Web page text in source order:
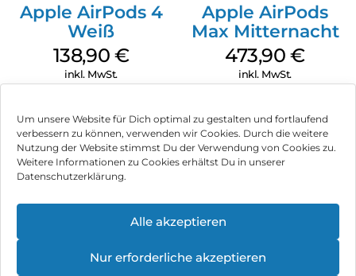
Um unsere Website für Dich optimal zu gestalten und fortlaufend
verbessern zu können, verwenden wir Cookies. Durch die weitere
Nutzung der Website stimmst Du der Verwendung von Cookies zu.
Weitere Informationen zu Cookies erhältst Du in unserer
Datenschutzerklärung.
Alle akzeptieren
Nur erforderliche akzeptieren
Apple AirPods 4
Weiß
138,90 €
inkl. MwSt.
Apple AirPods
Max Mitternacht
473,90€
inkl. MwSt.
Impressum
Können wir Dir behilflich sein?